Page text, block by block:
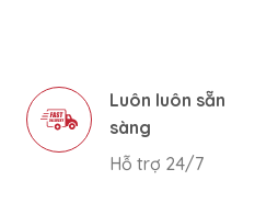
Luôn luôn sẵn
sàng
Hỗ trợ 24/7